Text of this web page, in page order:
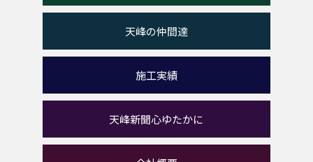
天峰の仲間達
施工実績
天峰新聞心ゆたかに